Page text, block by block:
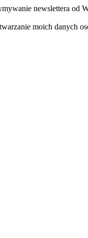
newslettera od
moich danych